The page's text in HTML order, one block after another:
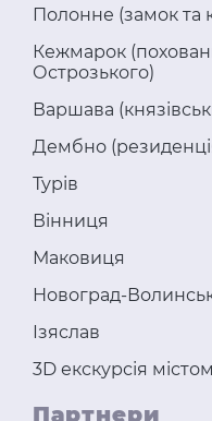
Полонне (замок та
Кежмарок
Острозького)
Варшава
Дембно
Турів
Вінниця
Маковиця
Новоград-
Ізяслав
3D екскурсія містом
Партнери